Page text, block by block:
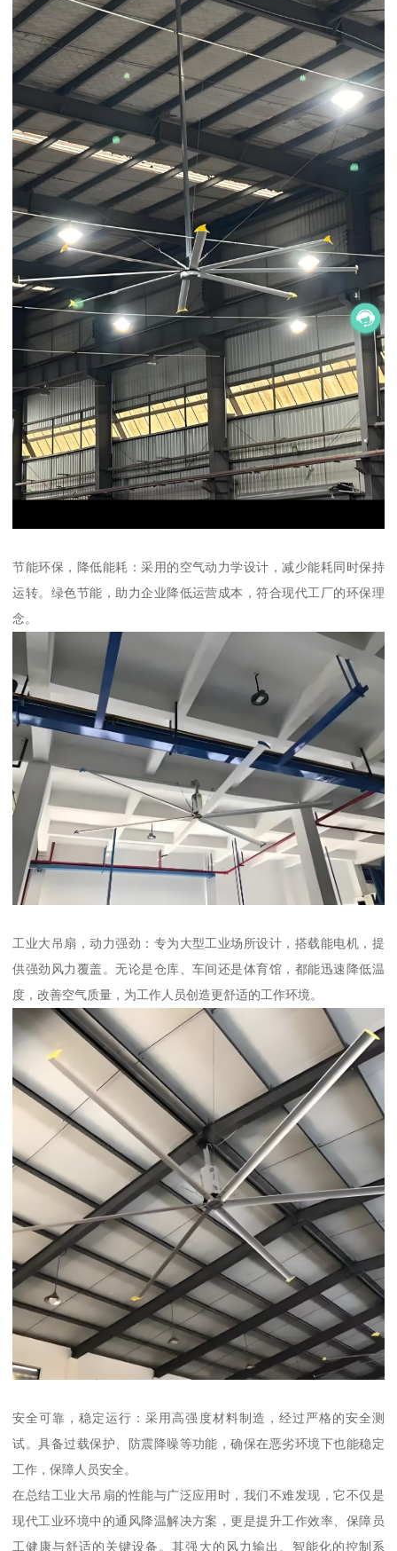
节能环保，降低能耗：采用的空气动力学设计，减少能耗同时保持
运转。绿色节能，助力企业降低运营成本，符合现代工厂的环保理
念。
工业大吊扇，动力强劲：专为大型工业场所设计，搭载能电机，提
供强劲风力覆盖。无论是仓库、车间还是体育馆，都能迅速降低温
度，改善空气质量，为工作人员创造更舒适的工作环境。
安全可靠，稳定运行：采用高强度材料制造，经过严格的安全测
试。具备过载保护、防震降噪等功能，确保在恶劣环境下也能稳定
工作，保障人员安全。
在总结工业大吊扇的性能与广泛应用时，我们不难发现，它不仅是
现代工业环境中的通风降温解决方案，更是提升工作效率、保障员
工健康与舒适的关键设备。其强大的风力输出、智能化的控制系